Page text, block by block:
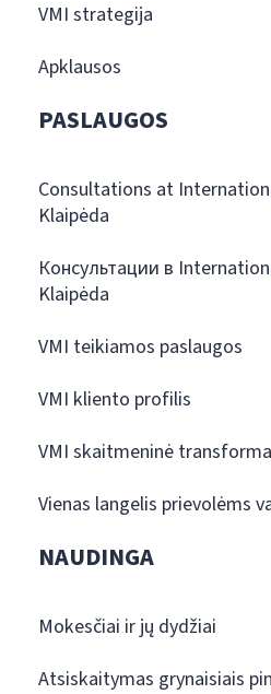
VMI strategija
Apklausos
PASLAUGOS
Consultations at
Klaipėda
Консультации в
Klaipėda
VMI teikiamos paslaugos
VMI kliento profilis
VMI skaitmeninė
Vienas langelis prievolėms
NAUDINGA
Mokesčiai ir jų dydžiai
Atsiskaitymas grynaisiais